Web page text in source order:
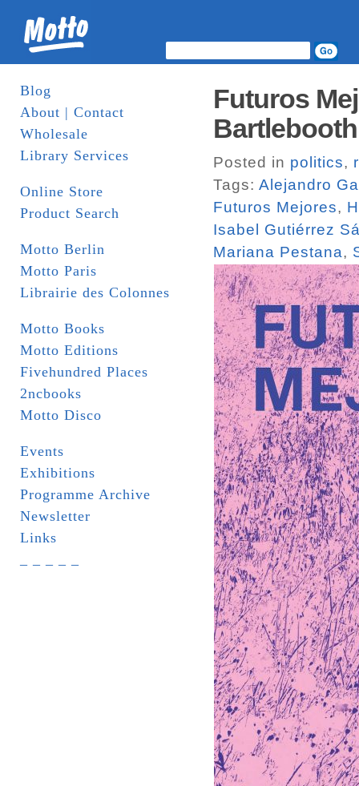
Blog
About | Contact
Wholesale
Library Services
Online Store
Product Search
Motto Berlin
Motto Paris
Librairie des Colonnes
Motto Books
Motto Editions
Fivehundred Places
2ncbooks
Motto Disco
Events
Exhibitions
Programme Archive
Newsletter
Links
Futuros
Bartlebooth
Posted in politics,
Tags: Alejandro
Futuros Mejores,
Isabel Gutiérrez
Mariana Pestana,